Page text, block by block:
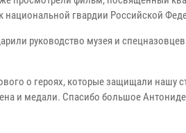
национальной гвардии Российской
руководство музея и
о героях, которые защищали
и медали. Спасибо большое